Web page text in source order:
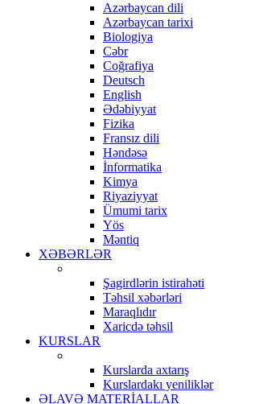
Azərbaycan dili
Azərbaycan tarixi
Biologiya
Cəbr
Coğrafiya
Deutsch
English
Ədəbiyyat
Fizika
Fransız dili
Həndəsə
İnformatika
Kimya
Riyaziyyat
Ümumi tarix
Yös
Məntiq
XƏBƏRLƏR
Şagirdlərin istirahəti
Təhsil xəbərləri
Maraqlıdır
Xaricdə təhsil
KURSLAR
Kurslarda axtarış
Kurslardakı yeniliklər
ƏLAVƏ MATERİALLAR